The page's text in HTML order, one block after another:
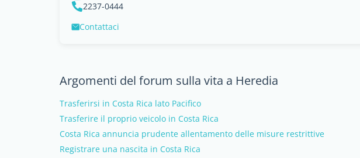
2237-0444
Contattaci
Argomenti del forum sulla vita a Heredia
Trasferirsi in Costa Rica lato Pacifico
Trasferire il proprio veicolo in Costa Rica
Costa Rica annuncia prudente allentamento delle misure restrittive
Registrare una nascita in Costa Rica